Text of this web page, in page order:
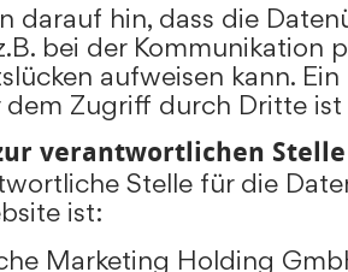
darauf hin, dass die
bei der Kommunikation
aufweisen kann.
dem Zugriff durch Dritte
verantwortlichen Stelle
Stelle für die
ist:
Marketing Holding